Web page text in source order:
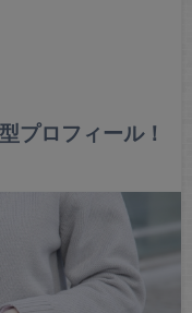
プロフィール！